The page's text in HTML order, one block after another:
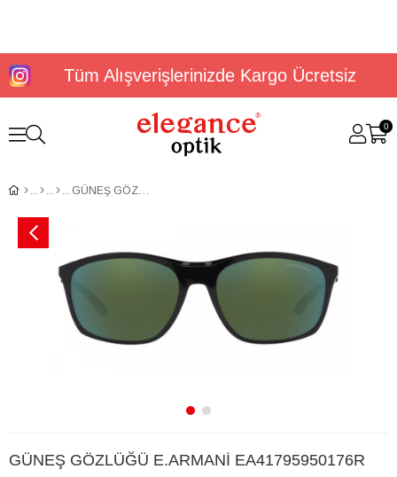
Tüm Alışverişlerinizde Kargo Ücretsiz
0
GÜNEŞ GÖZLÜĞÜ E.ARMANİ EA41795950176R
GÜNEŞ GÖZLÜĞÜ E.ARMANİ EA41795950176R